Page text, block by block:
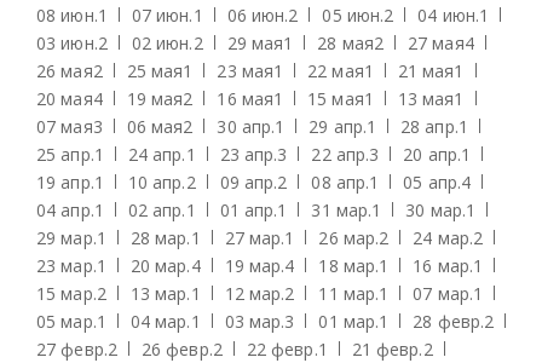
08 июн.1 07 июн.1 06 июн.2 05 июн.2 04 июн.1
03 июн.2 02 июн.2 29 мая1 28 мая2 27 мая4
26 мая2 25 мая1 23 мая1 22 мая1 21 мая1
20 мая4 19 мая2 16 мая1 15 мая1 13 мая1
07 мая3 06 мая2 30 апр.1 29 апр.1 28 апр.1
25 апр.1 24 апр.1 23 апр.3 22 апр.3 20 апр.1
19 апр.1 10 апр.2 09 апр.2 08 апр.1 05 апр.4
04 апр.1 02 апр.1 01 апр.1 31 мар.1 30 мар.1
29 мар.1 28 мар.1 27 мар.1 26 мар.2 24 мар.2
23 мар.1 20 мар.4 19 мар.4 18 мар.1 16 мар.1
15 мар.2 13 мар.1 12 мар.2 11 мар.1 07 мар.1
05 мар.1 04 мар.1 03 мар.3 01 мар.1 28 февр.2
27 февр.2 26 февр.2 22 февр.1 21 февр.2